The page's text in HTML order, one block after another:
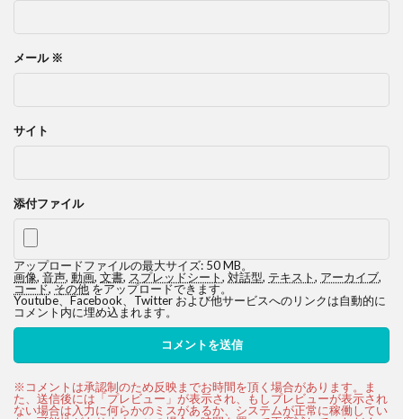
メール ※
サイト
添付ファイル
アップロードファイルの最大サイズ: 50 MB。
画像, 音声, 動画, 文書, スプレッドシート, 対話型, テキスト, アーカイブ,
コード,その他をアップロードできます。
Youtube、Facebook、Twitter および他サービスへのリンクは自動的に
コメント内に埋め込まれます。